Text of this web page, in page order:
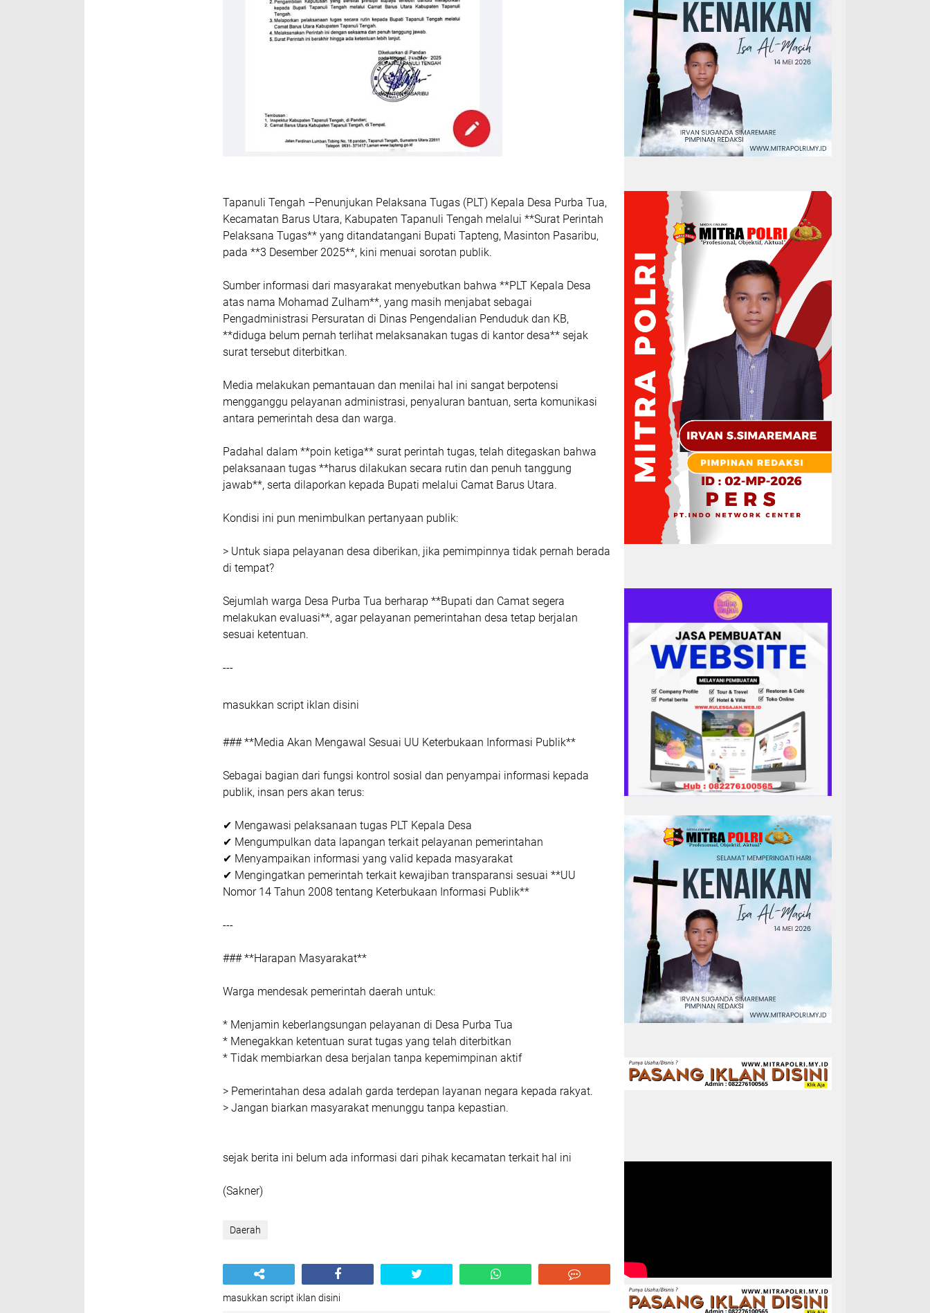
Tapanuli Tengah –Penunjukan Pelaksana Tugas (PLT) Kepala Desa Purba Tua,
Kecamatan Barus Utara, Kabupaten Tapanuli Tengah melalui **Surat Perintah
Pelaksana Tugas** yang ditandatangani Bupati Tapteng, Masinton Pasaribu,
pada **3 Desember 2025**, kini menuai sorotan publik.
Sumber informasi dari masyarakat menyebutkan bahwa **PLT Kepala Desa
atas nama Mohamad Zulham**, yang masih menjabat sebagai
Pengadministrasi Persuratan di Dinas Pengendalian Penduduk dan KB,
**diduga belum pernah terlihat melaksanakan tugas di kantor desa** sejak
surat tersebut diterbitkan.
Media melakukan pemantauan dan menilai hal ini sangat berpotensi
mengganggu pelayanan administrasi, penyaluran bantuan, serta komunikasi
antara pemerintah desa dan warga.
Padahal dalam **poin ketiga** surat perintah tugas, telah ditegaskan bahwa
pelaksanaan tugas **harus dilakukan secara rutin dan penuh tanggung
jawab**, serta dilaporkan kepada Bupati melalui Camat Barus Utara.
Kondisi ini pun menimbulkan pertanyaan publik:
> Untuk siapa pelayanan desa diberikan, jika pemimpinnya tidak pernah berada
di tempat?
Sejumlah warga Desa Purba Tua berharap **Bupati dan Camat segera
melakukan evaluasi**, agar pelayanan pemerintahan desa tetap berjalan
sesuai ketentuan.
---
masukkan script iklan disini
### **Media Akan Mengawal Sesuai UU Keterbukaan Informasi Publik**
Sebagai bagian dari fungsi kontrol sosial dan penyampai informasi kepada
publik, insan pers akan terus:
✔ Mengawasi pelaksanaan tugas PLT Kepala Desa
✔ Mengumpulkan data lapangan terkait pelayanan pemerintahan
✔ Menyampaikan informasi yang valid kepada masyarakat
✔ Mengingatkan pemerintah terkait kewajiban transparansi sesuai **UU
Nomor 14 Tahun 2008 tentang Keterbukaan Informasi Publik**
---
### **Harapan Masyarakat**
Warga mendesak pemerintah daerah untuk:
* Menjamin keberlangsungan pelayanan di Desa Purba Tua
* Menegakkan ketentuan surat tugas yang telah diterbitkan
* Tidak membiarkan desa berjalan tanpa kepemimpinan aktif
> Pemerintahan desa adalah garda terdepan layanan negara kepada rakyat.
> Jangan biarkan masyarakat menunggu tanpa kepastian.
sejak berita ini belum ada informasi dari pihak kecamatan terkait hal ini
(Sakner)
Daerah
masukkan script iklan disini